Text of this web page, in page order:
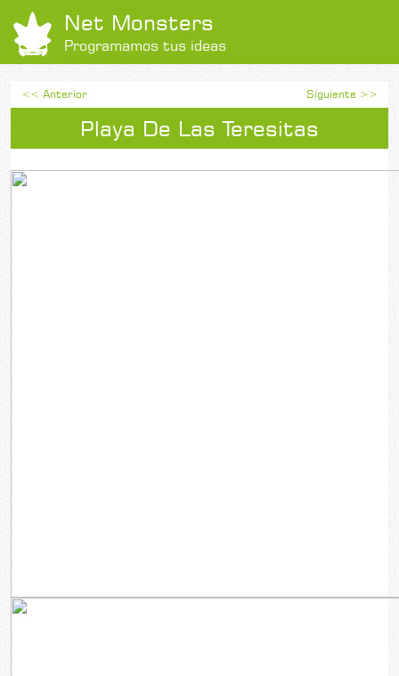
Net Monsters
Programamos tus ideas
<< Anterior Siguiente >>
Playa De Las Teresitas